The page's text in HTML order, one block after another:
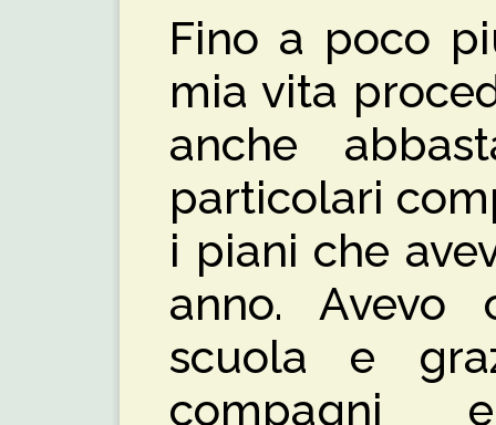
Fino a poco
mia vita
anche
particolari
i piani che
anno. Avevo
scuola e
compagni